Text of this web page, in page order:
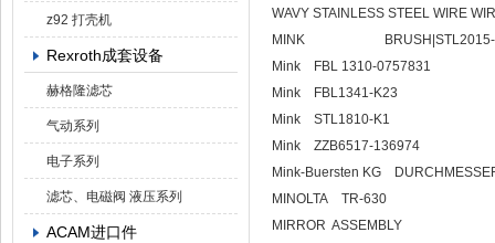
z92 打壳机
Rexroth成套设备
赫格隆滤芯
气动系列
电子系列
滤芯、电磁阀 液压系列
ACAM进口件
WAVY STAINLESS STEEL WIRE
MINK BRUSH|STL2015-
Mink FBL 1310-0757831
Mink FBL1341-K23
Mink STL1810-K1
Mink ZZB6517-136974
Mink-Buersten KG
MINOLTA TR-630
MIRROR ASSEMBLY